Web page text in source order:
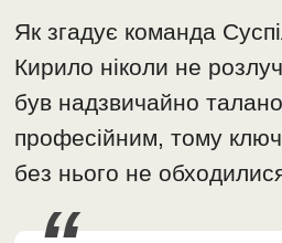
Як згадує команда
Кирило ніколи не
був надзвичайно
професійним, тому
без нього не